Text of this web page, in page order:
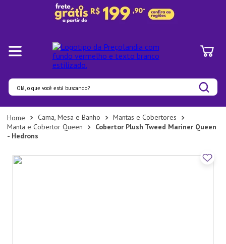
Olá, o que você está buscando?
Cama, Mesa e Banho
Mantas e Cobertores
Manta e Cobertor Queen
Cobertor Plush Tweed Mariner Queen
- Hedrons
Termos mais buscados
1º
Panelas
3